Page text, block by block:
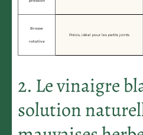
Brosse
rotative
Précis, idéal pour les petits joints
2. Le vinaigre
solution